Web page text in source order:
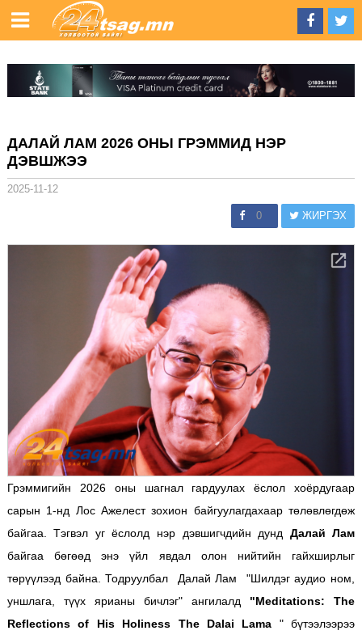
ДАЛАЙ ЛАМ 2026 ОНЫ ГРЭММИД НЭР
ДЭВШЖЭЭ
2025-11-12
0 ЖИРГЭХ
Грэммигийн 2026 оны шагнал гардуулах ёслол хоёрдугаар
сарын 1-нд Лос Ажелест зохион байгуулагдахаар төлөвлөгдөж
байгаа. Тэгвэл уг ёслолд нэр дэвшигчдийн дунд Далай Лам
байгаа бөгөөд энэ үйл явдал олон нийтийн гайхширлыг
төрүүлээд байна. Тодруулбал Далай Лам "Шилдэг аудио ном,
уншлага, түүх ярианы бичлэг" ангилалд "Meditations: The
Reflections of His Holiness The Dalai Lama " бүтээлээрээ